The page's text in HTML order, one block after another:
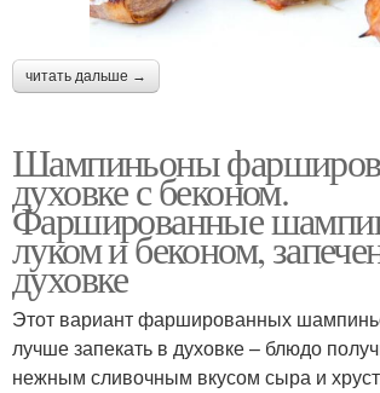
читать дальше →
Шампиньоны
духовке с беконом.
Фаршированные
луком и беконом,
духовке
Этот вариант фаршированных
лучше запекать в духовке – блюдо
нежным сливочным вкусом сыра и